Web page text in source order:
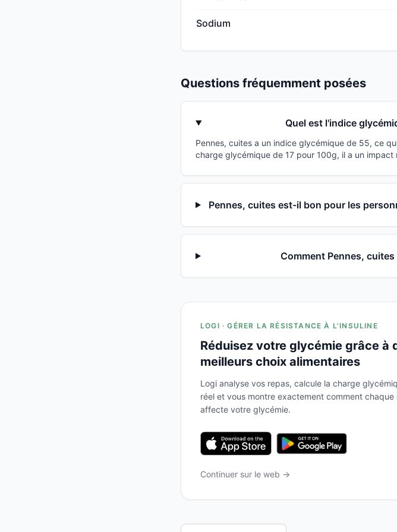
Sodium
Questions fréquemment posées
Quel est l'indice
Pennes, cuites a un indice glycémique de 55, ce
charge glycémique de 17 pour 100g, il a un impact
Pennes, cuites est-il bon pour les
Comment Pennes,
LOGI · GÉRER LA RÉSISTANCE À L'INSULINE
Réduisez votre glycémie grâce à
meilleurs choix alimentaires
Logi analyse vos repas, calcule la charge
réel et vous montre exactement comment chaque
affecte votre glycémie.
Continuer sur le web →